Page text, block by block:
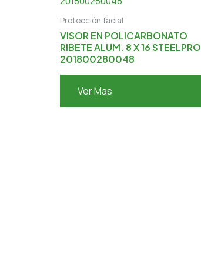
Protección facial
VISOR EN POLICARBONATO
RIBETE ALUM. 8 X 16 STEELPRO
201800280048
Ver Mas